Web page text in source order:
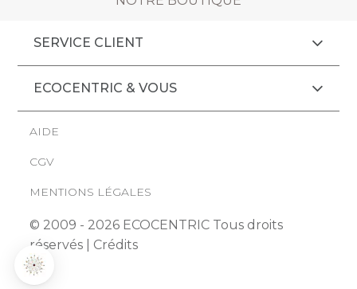
SERVICE CLIENT
ECOCENTRIC & VOUS
AIDE
CGV
MENTIONS LÉGALES
© 2009 - 2026 ECOCENTRIC Tous droits
réservés | Crédits